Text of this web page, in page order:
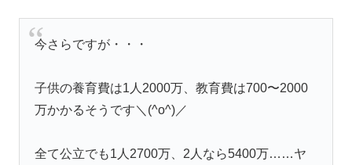
今さらですが・・・
子供の養育費は1人2000万、教育費は700〜2000
万かかるそうです＼(^o^)／
全て公立でも1人2700万、2人なら5400万……ヤ